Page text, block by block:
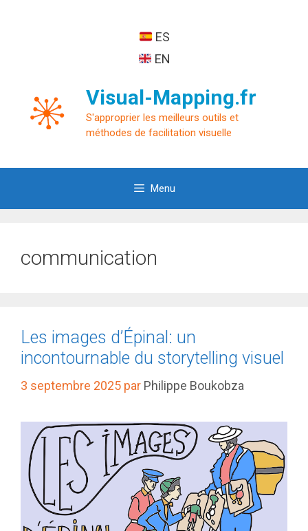
ES
EN
Visual-Mapping.fr
S'approprier les meilleurs outils et
méthodes de facilitation visuelle
Menu
communication
Les images d’Épinal: un
incontournable du storytelling visuel
3 septembre 2025 par Philippe Boukobza